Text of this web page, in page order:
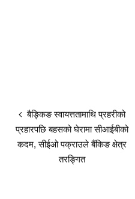
बैङ्किङ स्वायत्ततामाथि प्रहरीको
प्रहारपछि बहसको घेरामा सीआईबीको
कदम, सीईओ पक्राउले बैंकिङ क्षेत्र
तरङ्गित